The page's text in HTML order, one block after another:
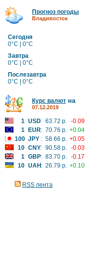
Прогноз погоды
Владивосток
Сегодня
0°C | 0°C
Завтра
0°C | 0°C
Послезавтра
0°C | 0°C
Курс валют на
07.12.2019
1 USD: 63.72 р. -0.09
1
EUR: 70.76 р. +0.04
100 JPY : 58.66 р. +0.05
10 CNY: 90.58 р. -0.03
1 GBP: 83.70 р. -0.17
10 UAH: 26.79 р. +0.10
RSS лента